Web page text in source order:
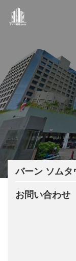
バーン ソム
お問い合わせ